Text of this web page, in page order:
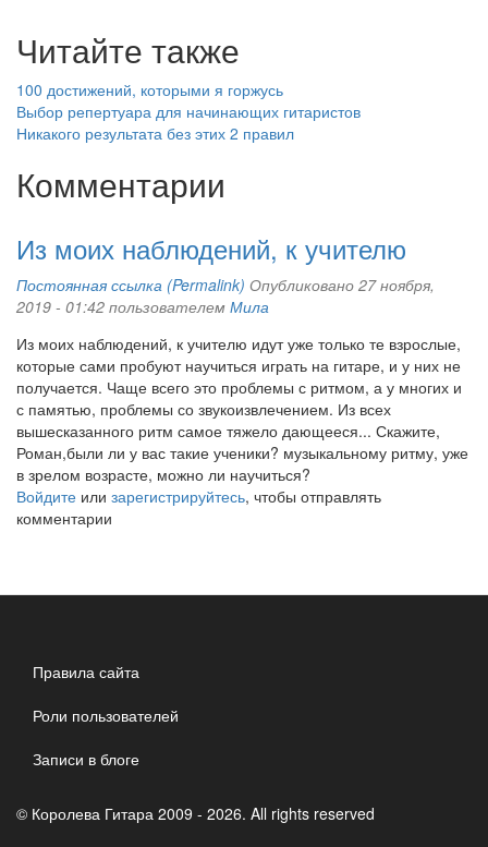
Читайте также
100 достижений, которыми я горжусь
Выбор репертуара для начинающих гитаристов
Никакого результата без этих 2 правил
Комментарии
Из моих наблюдений, к учителю
Постоянная ссылка (Permalink) Опубликовано 27 ноября,
2019 - 01:42 пользователем Мила
Из моих наблюдений, к учителю идут уже только те взрослые,
которые сами пробуют научиться играть на гитаре, и у них не
получается. Чаще всего это проблемы с ритмом, а у многих и
с памятью, проблемы со звукоизвлечением. Из всех
вышесказанного ритм самое тяжело дающееся... Скажите,
Роман,были ли у вас такие ученики? музыкальному ритму, уже
в зрелом возрасте, можно ли научиться?
Войдите или зарегистрируйтесь, чтобы отправлять
комментарии
Правила сайта
Роли пользователей
Записи в блоге
© Королева Гитара 2009 - 2026. All rights reserved